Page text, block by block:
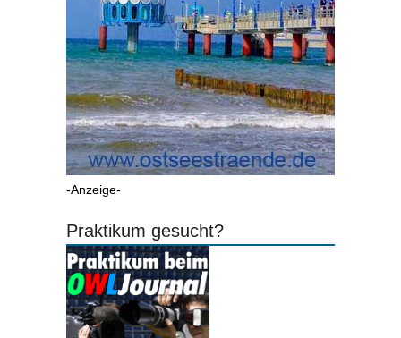
-Anzeige-
Praktikum gesucht?